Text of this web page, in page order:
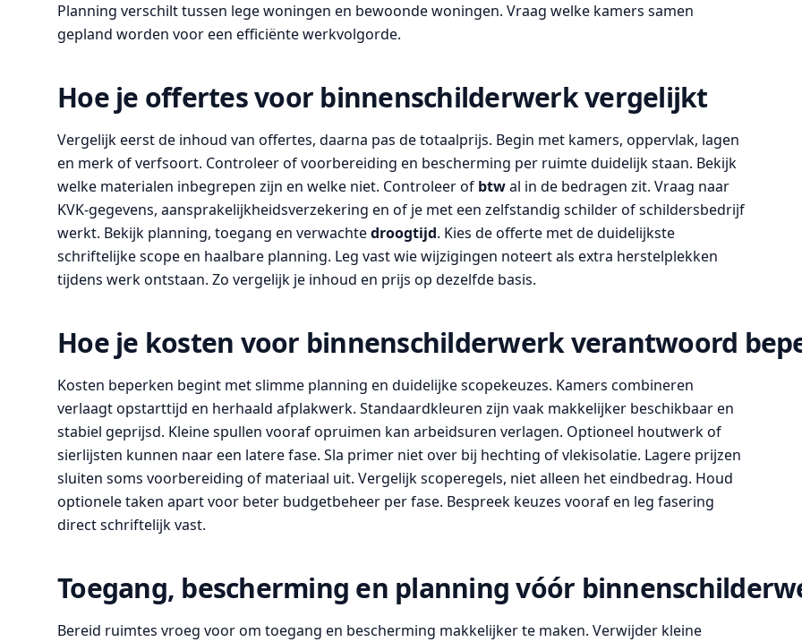
Planning verschilt tussen lege woningen en bewoonde woningen. Vraag welke kamers samen
gepland worden voor een efficiënte werkvolgorde.
Hoe je offertes voor binnenschilderwerk vergelijkt
Vergelijk eerst de inhoud van offertes, daarna pas de totaalprijs. Begin met kamers, oppervlak, lagen
en merk of verfsoort. Controleer of voorbereiding en bescherming per ruimte duidelijk staan. Bekijk
welke materialen inbegrepen zijn en welke niet. Controleer of btwal in de bedragen zit. Vraag naar
KVK-gegevens, aansprakelijkheidsverzekering en of je met een zelfstandig schilder of schildersbedrijf
werkt. Bekijk planning, toegang en verwachtedroogtijd. Kies de offerte met de duidelijkste
schriftelijke scope en haalbare planning. Leg vast wie wijzigingen noteert als extra herstelplekken
tijdens werk ontstaan. Zo vergelijk je inhoud en prijs op dezelfde basis.
Hoe je kosten voor binnenschilderwerk verantwoord
Kosten beperken begint met slimme planning en duidelijke scopekeuzes. Kamers combineren
verlaagt opstarttijd en herhaald afplakwerk. Standaardkleuren zijn vaak makkelijker beschikbaar en
stabiel geprijsd. Kleine spullen vooraf opruimen kan arbeidsuren verlagen. Optioneel houtwerk of
sierlijsten kunnen naar een latere fase. Sla primer niet over bij hechting of vlekisolatie. Lagere prijzen
sluiten soms voorbereiding of materiaal uit. Vergelijk scoperegels, niet alleen het eindbedrag. Houd
optionele taken apart voor beter budgetbeheer per fase. Bespreek keuzes vooraf en leg fasering
direct schriftelijk vast.
Toegang, bescherming en planning vóór
Bereid ruimtes vroeg voor om toegang en bescherming makkelijker te maken. Verwijder kleine